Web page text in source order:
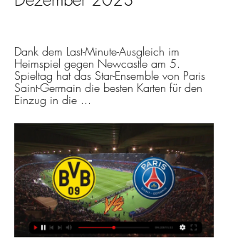
Dank dem Last-Minute-Ausgleich im
Heimspiel gegen Newcastle am 5.
Spieltag hat das Star-Ensemble von Paris
Saint-Germain die besten Karten für den
Einzug in die ...